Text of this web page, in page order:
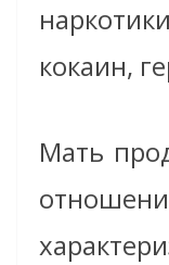
кокаин,
Мать